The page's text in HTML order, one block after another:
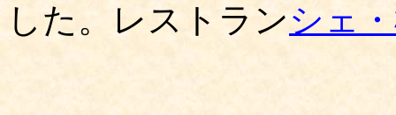
した。レストランシェ